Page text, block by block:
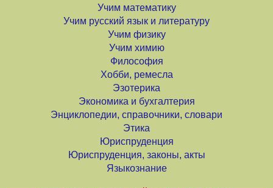
Учим математику
Учим русский язык и литературу
Учим физику
Учим химию
Философия
Хобби, ремесла
Эзотерика
Экономика и бухгалтерия
Энциклопедии, справочники, словари
Этика
Юриспруденция
Юриспруденция, законы, акты
Языкознание